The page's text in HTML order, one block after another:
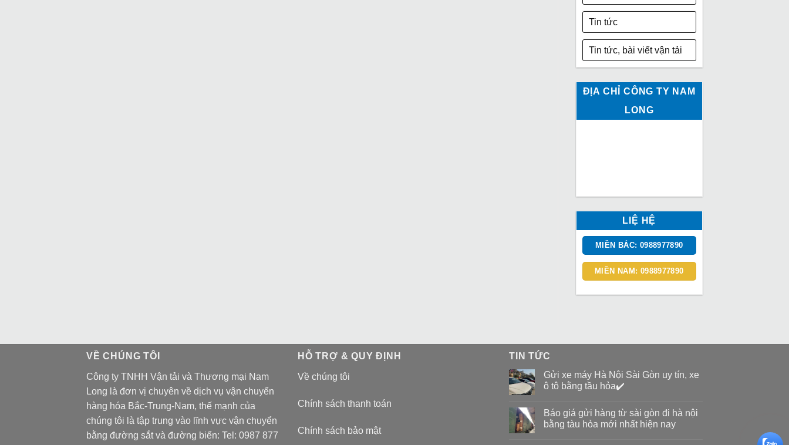
Tin tức
Tin tức, bài viết vận tải
ĐỊA CHỈ CÔNG TY NAM
LONG
LIỆ HỆ
MIỀN BẮC: 0988977890
MIỀN NAM: 0988977890
VỀ CHÚNG TÔI
Công ty TNHH Vận tải và Thương mại Nam
Long là đơn vị chuyên về dịch vụ vận chuyển
hàng hóa Bắc-Trung-Nam, thế mạnh của
chúng tôi là tập trung vào lĩnh vực vận chuyển
bằng đường sắt và đường biển: Tel: 0987 877
HỖ TRỢ & QUY ĐỊNH
Về chúng tôi
Chính sách thanh toán
Chính sách bảo mật
TIN TỨC
Gửi xe máy Hà Nội Sài Gòn uy tín, xe
ô tô bằng tầu hỏa✔️
Báo giá gửi hàng từ sài gòn đi hà nội
bằng tàu hỏa mới nhất hiện nay